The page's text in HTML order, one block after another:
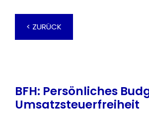
< ZURÜCK
BFH: Persönliches
Umsatzsteuerfreiheit